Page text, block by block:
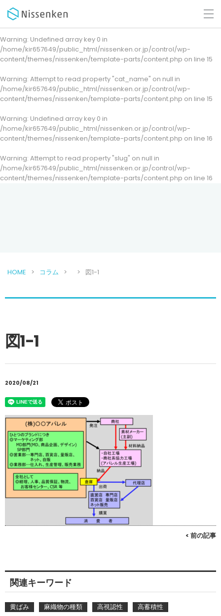
Warning: Undefined array key 0 in
/home/kir657649/public_html/nissenken.or.jp/control/wp-
content/themes/nissenken/template-parts/content.php on line 15
Warning: Attempt to read property "cat_name" on null in
/home/kir657649/public_html/nissenken.or.jp/control/wp-
content/themes/nissenken/template-parts/content.php on line 15
Warning: Undefined array key 0 in
/home/kir657649/public_html/nissenken.or.jp/control/wp-
content/themes/nissenken/template-parts/content.php on line 16
Warning: Attempt to read property "slug" on null in
/home/kir657649/public_html/nissenken.or.jp/control/wp-
content/themes/nissenken/template-parts/content.php on line 16
HOME コラム 図1-1
図1-1
2020/08/21
< 前の記事
関連キーワード
黄ばみ 麻織物の種類 高視認性
高蓄積性